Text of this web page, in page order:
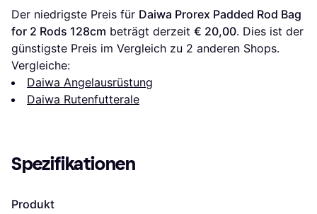
Der niedrigste Preis für Daiwa Prorex Padded Rod Bag
for 2 Rods 128cm beträgt derzeit € 20,00. Dies ist der
günstigste Preis im Vergleich zu 2 anderen Shops.
Vergleiche:
Daiwa Angelausrüstung
Daiwa Rutenfutterale
Spezifikationen
Produkt